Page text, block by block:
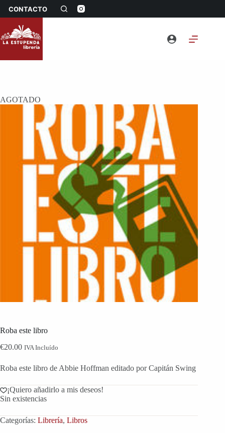
CONTACTO
AGOTADO
Roba este libro
€20.00 IVA Incluído
Roba este libro de Abbie Hoffman editado por Capitán Swing
¡Quiero añadirlo a mis deseos!
Sin existencias
Categorías: Librería, Libros